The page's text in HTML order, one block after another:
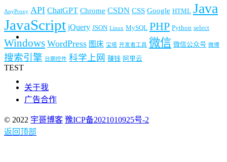
AnyProxy API ChatGPT Chrome CSDN CSS Google HTML Java
JavaScript jQuery JSON Linux MySQL PHP Python select
Windows WordPress 图床 宝塔 开发者工具 微信 微信公众号 微博
搜索引擎 日期控件 科学上网 赚钱 阿里云
TEST
关于我
广告合作
© 2022 宇哥博客 豫ICP备2021010925号-2
返回顶部